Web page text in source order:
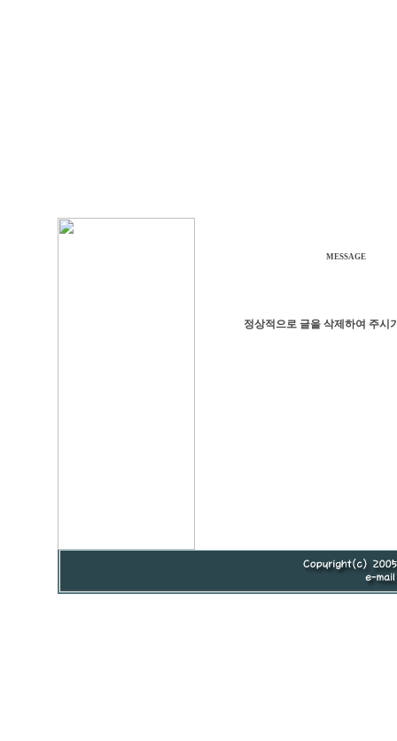
MESSAGE
정상적으로 글을 삭제하여 주시